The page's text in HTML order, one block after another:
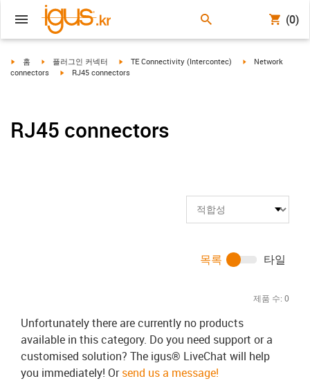
(0)
igus-icon-arrow-right
홈 igus-icon-arrow-right
플러그인 커넥터 igus-icon-arrow-right
TE Connectivity (Intercontec) igus-icon-arrow-
Network
connectors
igus-icon-arrow-right
RJ45 connectors
RJ45 connectors
제품 수: 0
목록 타일
Unfortunately there are currently no products
available in this category. Do you need support or a
customised solution? The igus® LiveChat will help
you immediately! Orsend us a message!